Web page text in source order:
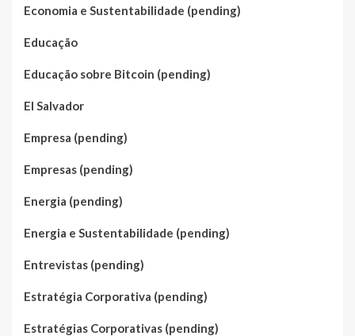
Economia e Sustentabilidade (pending)
Educação
Educação sobre Bitcoin (pending)
El Salvador
Empresa (pending)
Empresas (pending)
Energia (pending)
Energia e Sustentabilidade (pending)
Entrevistas (pending)
Estratégia Corporativa (pending)
Estratégias Corporativas (pending)